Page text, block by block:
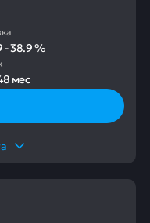
-38.9%
мес